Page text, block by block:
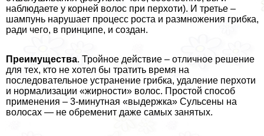
наблюдаете у корней волос при перхоти). И третье –
шампунь нарушает процесс роста и размножения грибка,
ради чего, в принципе, и создан.
Преимущества. Тройное действие – отличное решение
для тех, кто не хотел бы тратить время на
последовательное устранение грибка, удаление перхоти
и нормализации «жирности» волос. Простой способ
применения – 3-минутная «выдержка» Сульсены на
волосах — не обременит даже самых занятых.